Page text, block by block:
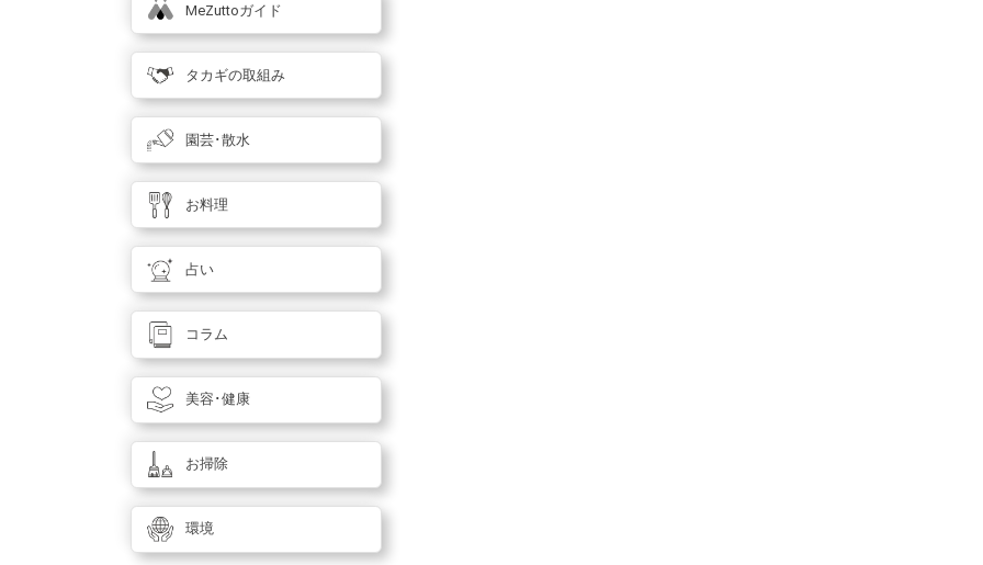
MeZuttoガイド
タカギの取組み
園芸･散水
お料理
占い
コラム
美容･健康
お掃除
環境